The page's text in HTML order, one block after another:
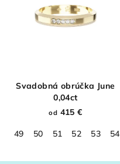
Svadobná obrúčka June
0,04ct
od 415 €
49 50 51 52 53 54